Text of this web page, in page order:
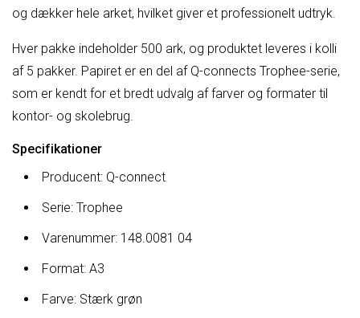
og dækker hele arket, hvilket giver et professionelt udtryk.
Hver pakke indeholder 500 ark, og produktet leveres i kolli
af 5 pakker. Papiret er en del af Q-connects Trophee-serie,
som er kendt for et bredt udvalg af farver og formater til
kontor- og skolebrug.
Specifikationer
Producent: Q-connect
Serie: Trophee
Varenummer: 148.0081 04
Format: A3
Farve: Stærk grøn